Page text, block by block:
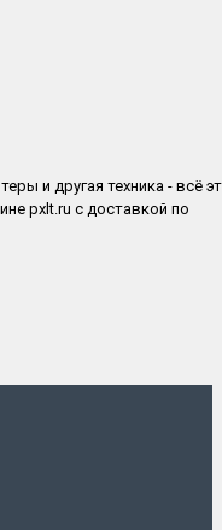
и другая техника - всё
pxlt.ru с доставкой по